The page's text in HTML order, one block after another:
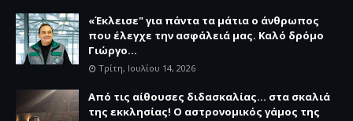
«Έκλεισε" για πάντα τα μάτια ο άνθρωπος
που έλεγχε την ασφάλειά μας. Καλό δρόμο
Γιώργο...
Τρίτη, Ιουλίου 14, 2026
Από τις αίθουσες διδασκαλίας… στα σκαλιά
της εκκλησίας! Ο αστρονομικός γάμος της